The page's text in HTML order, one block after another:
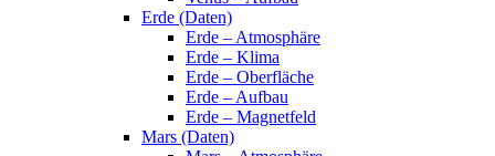
Erde (Daten)
Erde – Atmosphäre
Erde – Klima
Erde – Oberfläche
Erde – Aufbau
Erde – Magnetfeld
Mars (Daten)